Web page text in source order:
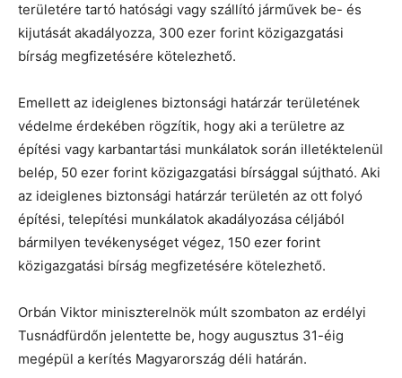
területére tartó hatósági vagy szállító járművek be- és
kijutását akadályozza, 300 ezer forint közigazgatási
bírság megfizetésére kötelezhető.
Emellett az ideiglenes biztonsági határzár területének
védelme érdekében rögzítik, hogy aki a területre az
építési vagy karbantartási munkálatok során illetéktelenül
belép, 50 ezer forint közigazgatási bírsággal sújtható. Aki
az ideiglenes biztonsági határzár területén az ott folyó
építési, telepítési munkálatok akadályozása céljából
bármilyen tevékenységet végez, 150 ezer forint
közigazgatási bírság megfizetésére kötelezhető.
Orbán Viktor miniszterelnök múlt szombaton az erdélyi
Tusnádfürdőn jelentette be, hogy augusztus 31-éig
megépül a kerítés Magyarország déli határán.